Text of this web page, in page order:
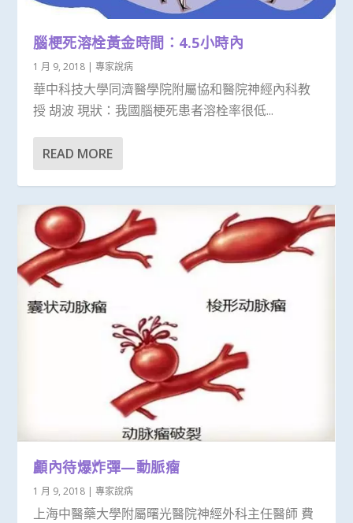
腦梗死溶栓黃金時間：4.5小時內
1 月 9, 2018 |專家說病
華中科技大學同濟醫學院附屬協和醫院神經內科教
授 胡波 現狀：我國腦梗死患者溶栓率很低...
READ MORE
顱內待爆炸彈—動脈瘤
1 月 9, 2018 |專家說病
上海中醫藥大學附屬曙光醫院神經外科主任醫師 費